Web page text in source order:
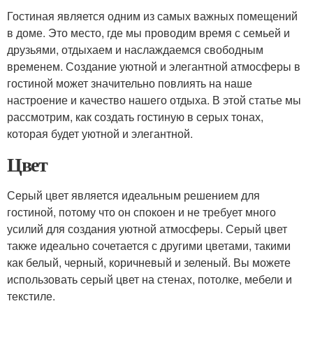
Гостиная является одним из самых важных помещений
в доме. Это место, где мы проводим время с семьей и
друзьями, отдыхаем и наслаждаемся свободным
временем. Создание уютной и элегантной атмосферы в
гостиной может значительно повлиять на наше
настроение и качество нашего отдыха. В этой статье мы
рассмотрим, как создать гостиную в серых тонах,
которая будет уютной и элегантной.
Цвет
Серый цвет является идеальным решением для
гостиной, потому что он спокоен и не требует много
усилий для создания уютной атмосферы. Серый цвет
также идеально сочетается с другими цветами, такими
как белый, черный, коричневый и зеленый. Вы можете
использовать серый цвет на стенах, потолке, мебели и
текстиле.